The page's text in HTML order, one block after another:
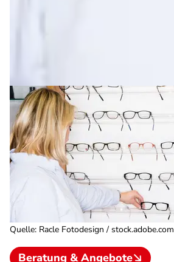
Quelle: Racle Fotodesign / stock.adobe.com
Beratung & Angebote